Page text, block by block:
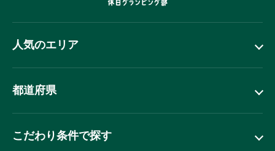
人気のエリア
都道府県
こだわり条件で探す